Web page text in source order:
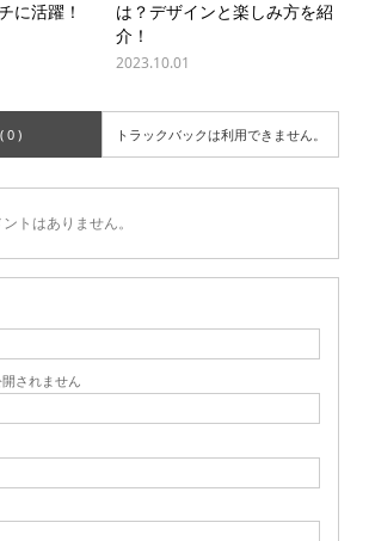
に活躍！
は？デザインと楽しみ方を紹
介！
2023.10.01
0 ) トラックバックは利用できません。
トはありません。
されません